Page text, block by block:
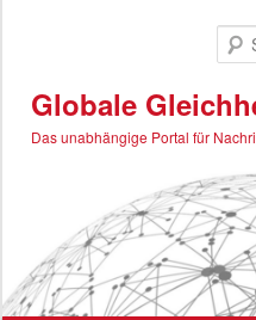
Globale
Das unabhängige Portal für